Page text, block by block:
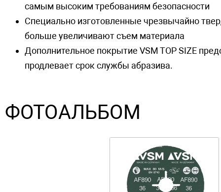
самым высоким требованиям безопасности
Специально изготовленные чрезвычайно
больше увеличивают съем материала
Дополнительное покрытие VSM TOP SIZE
продлевает срок службы абразива.
ФОТОАЛЬБОМ